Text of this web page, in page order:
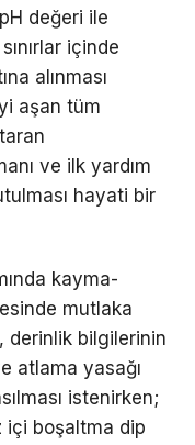
değeri ile
içinde
alınması
aşan tüm
ve ilk yardım
hayati bir
kayma-
mutlaka
derinlik bilgilerinin
atlama yasağı
istenirken;
içi boşaltma dip